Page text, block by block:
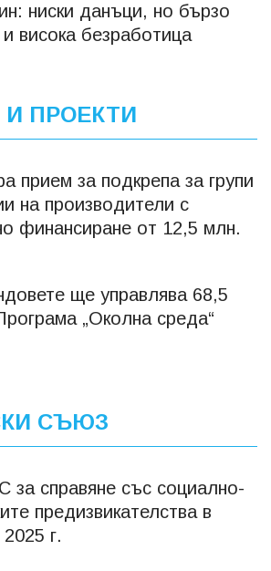
ниски данъци, но бързо
и висока безработица
ПРОЕКТИ
прием за подкрепа за групи
на производители с
финансиране от 12,5 млн.
ще управлява 68,5
„Околна среда“
СЪЮЗ
за справяне със социално-
предизвикателства в
г.